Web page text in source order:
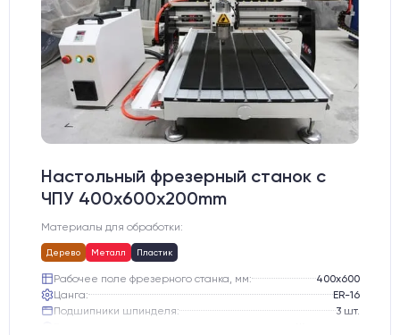
Настольный фрезерный станок с
ЧПУ 400x600x200mm
Материалы для обработки:
Дерево Металл Пластик
Рабочее поле фрезерного станка, мм:
400х600
Цанга:
ER-16
Подшипники шпинделя:
3 шт.